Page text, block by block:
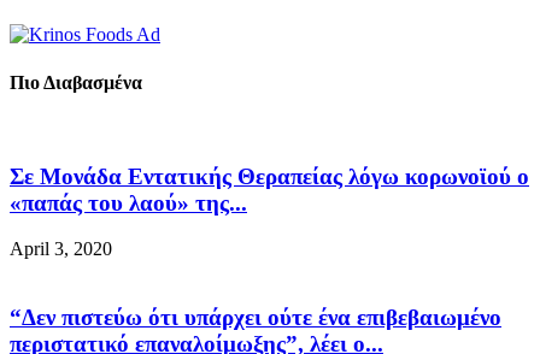
Πιο Διαβασμένα
Σε Μονάδα Εντατικής Θεραπείας λόγω κορωνοϊού ο
«παπάς του λαού» της...
April 3, 2020
“Δεν πιστεύω ότι υπάρχει ούτε ένα επιβεβαιωμένο
περιστατικό επαναλοίμωξης”, λέει ο...